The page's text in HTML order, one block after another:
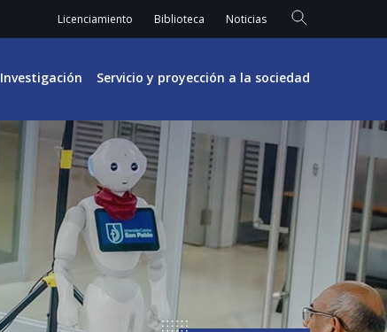
Licenciamiento Biblioteca Noticias
Investigación Servicio y proyección a la sociedad